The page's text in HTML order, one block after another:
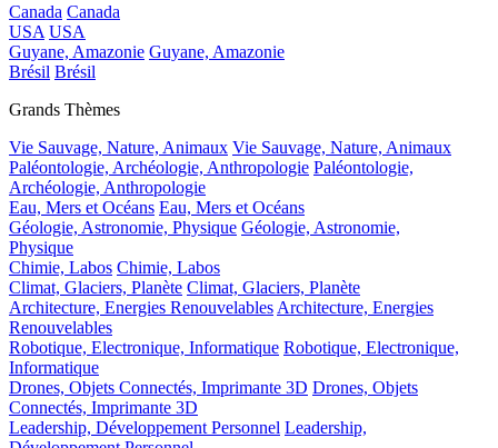
Canada Canada
USA USA
Guyane, Amazonie Guyane, Amazonie
Brésil Brésil
Grands Thèmes
Vie Sauvage, Nature, Animaux Vie Sauvage, Nature, Animaux
Paléontologie, Archéologie, Anthropologie Paléontologie,
Archéologie, Anthropologie
Eau, Mers et Océans Eau, Mers et Océans
Géologie, Astronomie, Physique Géologie, Astronomie,
Physique
Chimie, Labos Chimie, Labos
Climat, Glaciers, Planète Climat, Glaciers, Planète
Architecture, Energies Renouvelables Architecture, Energies
Renouvelables
Robotique, Electronique, Informatique Robotique, Electronique,
Informatique
Drones, Objets Connectés, Imprimante 3D Drones, Objets
Connectés, Imprimante 3D
Leadership, Développement Personnel Leadership,